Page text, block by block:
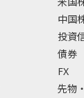
中国
投資
債券
FX
先物